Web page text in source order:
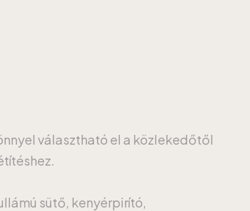
választható el a közlekedőtől
sütő, kenyérpirító,